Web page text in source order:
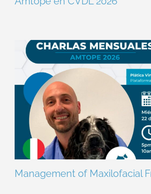
Management of Maxilofacial